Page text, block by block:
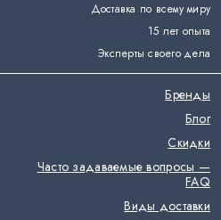
Доставка по всему миру
15 лет опыта
Эксперты своего дела
Бренды
Блог
Скидки
Часто задаваемые вопросы —
FAQ
Виды доставки